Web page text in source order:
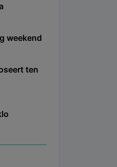
weekend
ten